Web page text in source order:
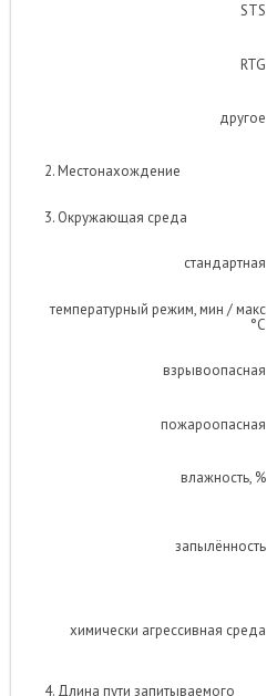
STS
RTG
другое
2. Местонахождение
3. Окружающая среда
стандартная
температурный режим, мин / макс
°С
взрывоопасная
пожароопасная
влажность, %
запылённость
химически агрессивная среда
4. Длина пути запитываемого